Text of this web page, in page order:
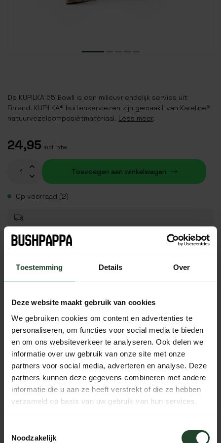
Toestemming Details Over
Deze website maakt gebruik van cookies
We gebruiken cookies om content en advertenties te
personaliseren, om functies voor social media te bieden
en om ons websiteverkeer te analyseren. Ook delen we
informatie over uw gebruik van onze site met onze
partners voor social media, adverteren en analyse. Deze
partners kunnen deze gegevens combineren met andere
informatie die u aan ze heeft verstrekt of die ze hebben
verzameld op basis van uw gebruik van hun services.
Noodzakelijk
De KUPILKA 55 Bowll is een milieuvriendelijk servies uit
Finland. KUPILKA® buitenserviezen zijn gemaakt van Kareline®
natuurvezelcomposietmateriaal. Lees meer.
24,95 Incl. btw
Toevoegen aan winkelwagen
Op voorraad (2)
Gratis verzending vanaf € 90,- (NL, BE & DE)
Ma t/m Vr voor 17:00 besteld, dezelfde dag verzonden
PRODUCTOMSCHRIJVING
SPECIFICATIES
Neem contact op, onze medewerkers